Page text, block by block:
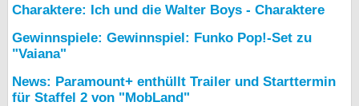
Charaktere: Ich und die Walter Boys - Charaktere
Gewinnspiele: Gewinnspiel: Funko Pop!-Set zu
"Vaiana"
News: Paramount+ enthüllt Trailer und Starttermin
für Staffel 2 von "MobLand"